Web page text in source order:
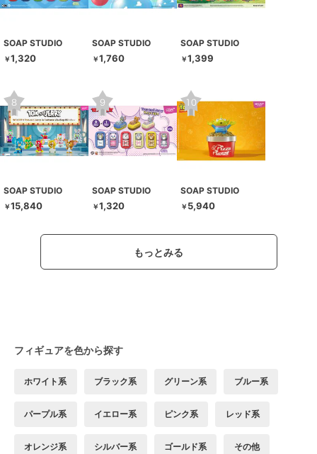
SOAP STUDIO
￥1,320
SOAP STUDIO
￥1,760
SOAP STUDIO
￥1,399
SOAP STUDIO
￥15,840
SOAP STUDIO
￥1,320
SOAP STUDIO
￥ 5,940
もっとみる
フィギュアを色から探す
ホワイト系 ブラック系 グリーン系 ブルー系
パープル系 イエロー系 ピンク系 レッド系
オレンジ系 シルバー系 ゴールド系 その他